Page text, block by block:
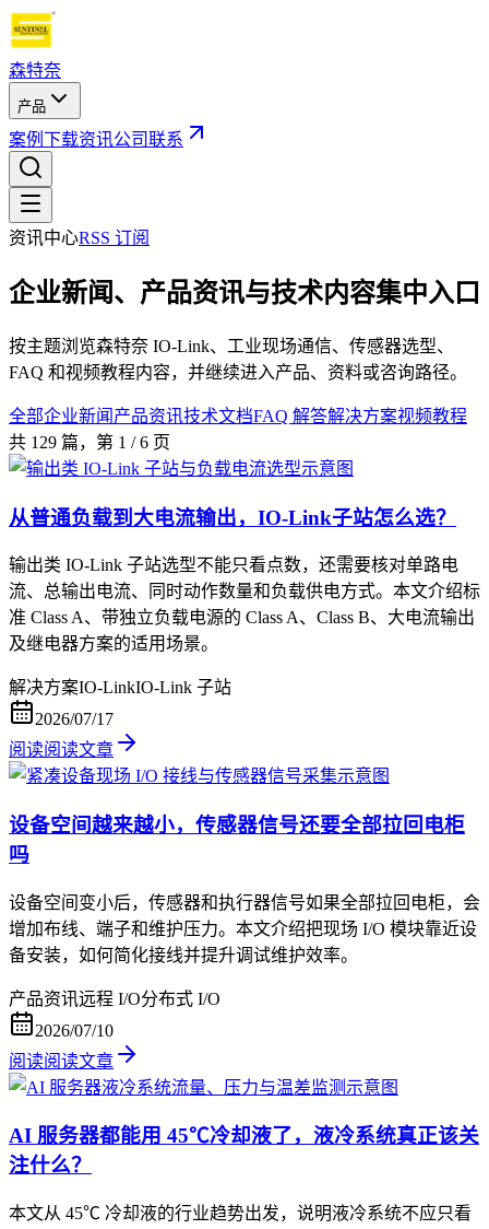
森特奈
产品
案例 下载资讯公司联系
资讯中心RSS 订阅
企业新闻、产品资讯与技术内容集中入口
按主题浏览森特奈 IO-Link、工业现场通信、传感器选型、
FAQ 和视频教程内容，并继续进入产品、资料或咨询路径。
全部企业新闻 产品资讯技术文档FAQ 解答解决方案视频教程
共 129 篇，第 1 / 6 页
从普通负载到大电流输出，IO-Link子站怎么选？
输出类 IO-Link 子站选型不能只看点数，还需要核对单路电
流、总输出电流、同时动作数量和负载供电方式。本文介绍标
准 Class A、带独立负载电源的 Class A、Class B、大电流输出
及继电器方案的适用场景。
解决方案IO-LinkIO-Link 子站
2026/07/17
阅读阅读文章
设备空间越来越小，传感器信号还要全部拉回电柜
吗
设备空间变小后，传感器和执行器信号如果全部拉回电柜，会
增加布线、端子和维护压力。本文介绍把现场 I/O 模块靠近设
备安装，如何简化接线并提升调试维护效率。
产品资讯远程 I/O分布式 I/O
2026/07/10
阅读阅读文章
AI 服务器都能用 45℃冷却液了，液冷系统真正该关
注什么？
本文从 45℃ 冷却液的行业趋势出发，说明液冷系统不应只看